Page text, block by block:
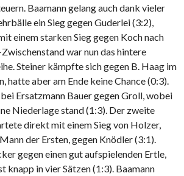
Baamann gelang auch dank vieler
ein Sieg gegen Guderlei (3:2),
einem starken Sieg gegen Koch nach
war nun das hintere
Steiner kämpfte sich gegen B. Haag im
hatte aber am Ende keine Chance (0:3).
Ersatzmann Bauer gegen Groll, wobei
Niederlage stand (1:3). Der zweite
direkt mit einem Sieg von Holzer,
der Ersten, gegen Knödler (3:1).
gegen einen gut aufspielenden Ertle,
knapp in vier Sätzen (1:3). Baamann